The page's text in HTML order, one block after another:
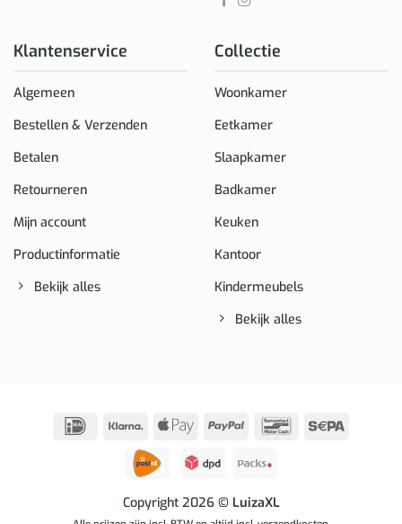
Klantenservice
Algemeen
Bestellen & Verzenden
Betalen
Retourneren
Mijn account
Productinformatie
Bekijk alles
Collectie
Woonkamer
Eetkamer
Slaapkamer
Badkamer
Keuken
Kantoor
Kindermeubels
Bekijk alles
IDeal Klarna
Apple
PayPal Bancontact
Copyright 2026 © LuizaXL